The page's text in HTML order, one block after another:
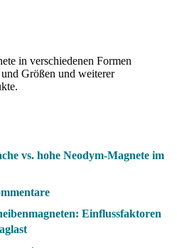
in verschiedenen Formen
Größen und weiterer
vs. hohe Neodym-Magnete im
Einflussfaktoren